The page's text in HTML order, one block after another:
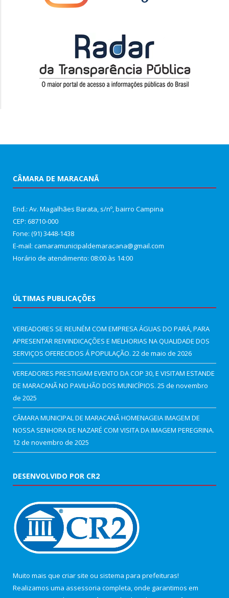
CÂMARA DE MARACANÃ
End.: Av. Magalhães Barata, s/nº, bairro Campina
CEP: 68710-000
Fone: (91) 3448-1438
E-mail: camaramunicipaldemaracana@gmail.com
Horário de atendimento: 08:00 às 14:00
ÚLTIMAS PUBLICAÇÕES
VEREADORES SE REUNÉM COM EMPRESA ÁGUAS DO PARÁ, PARA
APRESENTAR REIVINDICAÇÕES E MELHORIAS NA QUALIDADE DOS
SERVIÇOS OFERECIDOS Á POPULAÇÃO. 22 de maio de 2026
VEREADORES PRESTIGIAM EVENTO DA COP 30, E VISITAM ESTANDE
DE MARACANÃ NO PAVILHÃO DOS MUNICÍPIOS. 25 de novembro
de 2025
CÂMARA MUNICIPAL DE MARACANÃ HOMENAGEIA IMAGEM DE
NOSSA SENHORA DE NAZARÉ COM VISITA DA IMAGEM PEREGRINA.
12 de novembro de 2025
DESENVOLVIDO POR CR2
Muito mais que criar site ou sistema para prefeituras!
Realizamos uma assessoria completa, onde garantimos em